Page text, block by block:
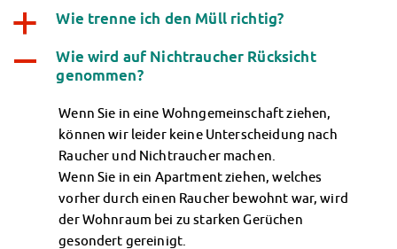
a Wie trenne ich den Müll richtig?
A
Wie wird auf Nichtraucher Rücksicht
genommen?
Wenn Sie in eine Wohngemeinschaft ziehen,
können wir leider keine Unterscheidung nach
Raucher und Nichtraucher machen.
Wenn Sie in ein Apartment ziehen, welches
vorher durch einen Raucher bewohnt war, wird
der Wohnraum bei zu starken Gerüchen
gesondert gereinigt.